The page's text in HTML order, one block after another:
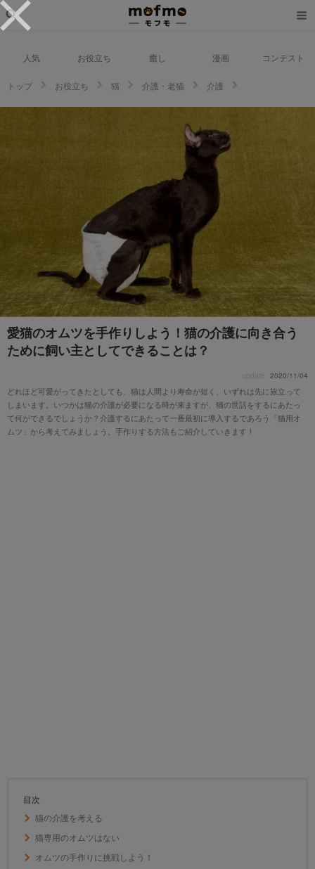
人気 お役立ち 癒し 漫画 コンテスト
トップ お役立ち 猫 介護・老猫
介護
愛猫のオムツを手作りしよう！猫の介護に向き合う
ために飼い主としてできることは？
update 2020/11/04
どれほど可愛がってきたとしても、猫は人間より寿命が短く、いずれは先に旅立って
しまいます。いつかは猫の介護が必要になる時が来ますが、猫の世話をするにあたっ
て何ができるでしょうか？介護するにあたって一番最初に導入するであろう「猫用オ
ムツ」から考えてみましょう。手作りする方法もご紹介していきます！
目次
猫の介護を考える
猫専用のオムツはない
オムツの手作りに挑戦しよう！